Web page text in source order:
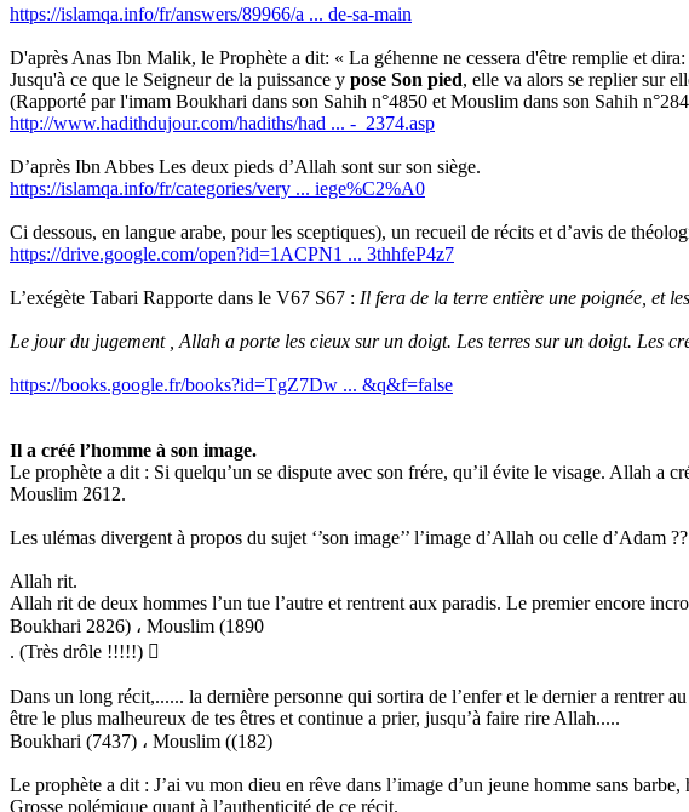
https://islamqa.info/fr/answers/89966/a ... de-sa-main
D'après Anas Ibn Malik, le Prophète a dit: « La géhenne ne cessera d'être remplie et
Jusqu'à ce que le Seigneur de la puissance y pose Son pied, elle va alors se replier sur
(Rapporté par l'imam Boukhari dans son Sahih n°4850 et Mouslim dans son Sahih
http://www.hadithdujour.com/hadiths/had ... -_2374.asp
D’après Ibn Abbes Les deux pieds d’Allah sont sur son siège.
https://islamqa.info/fr/categories/very ... iege%C2%A0
Ci dessous, en langue arabe, pour les sceptiques), un recueil de récits et d’avis de
https://drive.google.com/open?id=1ACPN1 ... 3thhfeP4z7
L’exégète Tabari Rapporte dans le V67 S67 : Il fera de la terre entière une poignée, et
Le jour du jugement , Allah a porte les cieux sur un doigt. Les terres sur un doigt. Les
https://books.google.fr/books?id=TgZ7Dw ... &q&f=false
Il a créé l’homme à son image.
Le prophète a dit : Si quelqu’un se dispute avec son frére, qu’il évite le visage. Allah a
Mouslim 2612.
Les ulémas divergent à propos du sujet ‘’son image’’ l’image d’Allah ou celle d’Adam
Allah rit.
Allah rit de deux hommes l’un tue l’autre et rentrent aux paradis. Le premier encore
Boukhari 2826) ، Mouslim (1890
. (Très drôle !!!!!) 
Dans un long récit,...... la dernière personne qui sortira de l’enfer et le dernier a rentrer
être le plus malheureux de tes êtres et continue a prier, jusqu’à faire rire Allah.....
Boukhari (7437) ، Mouslim ((182)
Le prophète a dit : J’ai vu mon dieu en rêve dans l’image d’un jeune homme sans
Grosse polémique quant à l’authenticité de ce récit.